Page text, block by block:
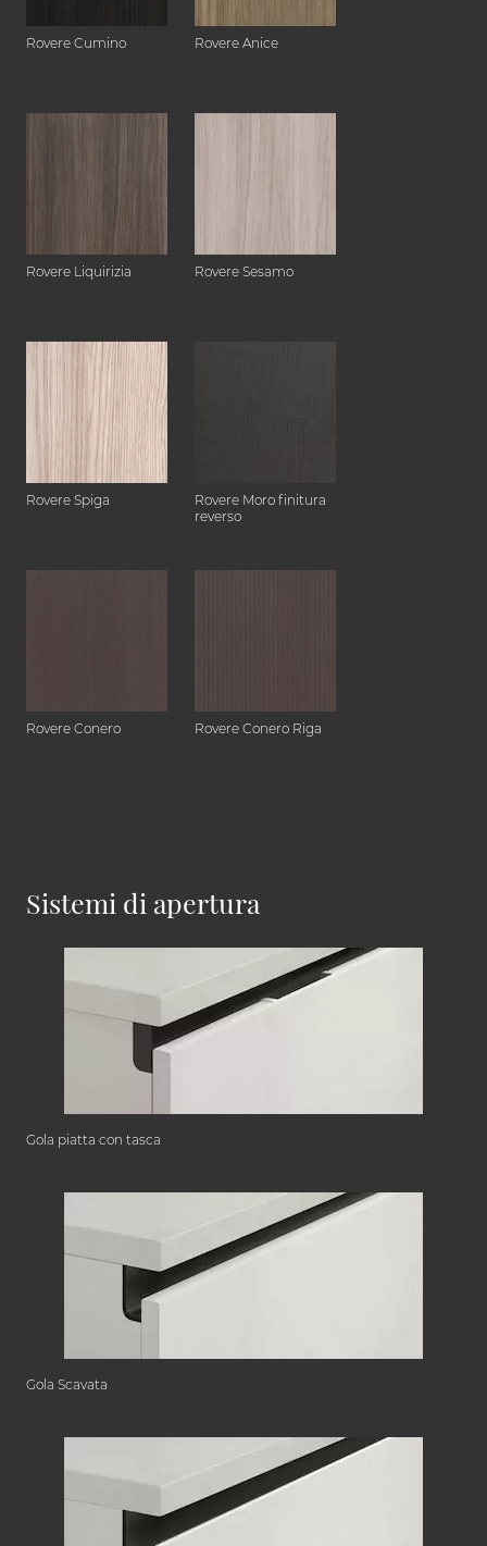
Rovere Cumino Rovere Anice
Rovere Liquirizia Rovere Sesamo
Rovere Spiga
Rovere Moro finitura
reverso
Rovere Conero Rovere Conero Riga
Sistemi di apertura
Gola piatta con tasca
Gola Scavata